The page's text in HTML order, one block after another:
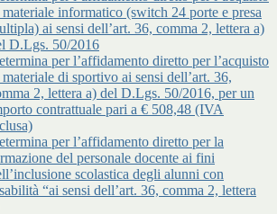
informatico (switch 24 porte e presa
ai sensi dell’art. 36, comma 2, lettera a)
D.Lgs. 50/2016
per l’affidamento diretto per l’acquisto
di sportivo ai sensi dell’art. 36,
2, lettera a) del D.Lgs. 50/2016, per un
contrattuale pari a € 508,48 (IVA
per l’affidamento diretto per la
del personale docente ai fini
scolastica degli alunni con
“ai sensi dell’art. 36, comma 2, lettera